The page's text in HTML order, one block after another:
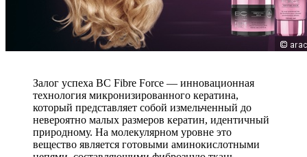
Залог успеха BC Fibre Force — инновационная
технология микронизированного кератина,
который представляет собой измельченный до
невероятно малых размеров кератин, идентичный
природному. На молекулярном уровне это
вещество является готовыми аминокислотными